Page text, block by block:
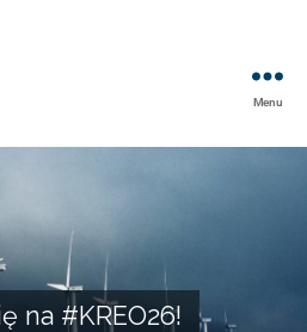
Menu
na #KREO26!
na #KREO26!